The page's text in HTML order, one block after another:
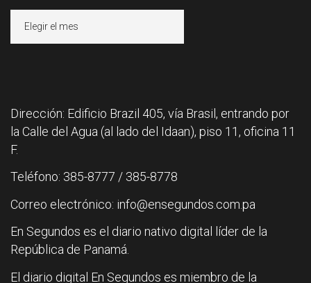
Dirección: Edificio Brazil 405, vía Brasil, entrando por
la Calle del Agua (al lado del Idaan), piso 11, oficina 11
F.
Teléfono: 385-8777 / 385-8778
Correo electrónico: info@ensegundos.com.pa
En Segundos es el diario nativo digital líder de la
República de Panamá.
El diario digital En Segundos es miembro de la